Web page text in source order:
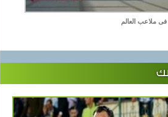
ملاعب العالم
لك